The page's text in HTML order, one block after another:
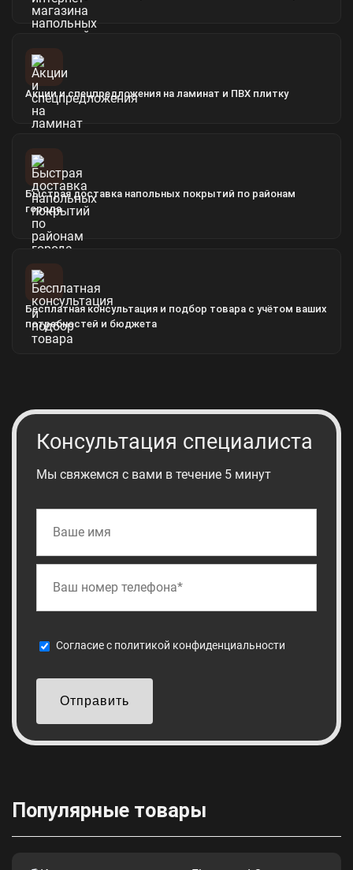
Акции и спецпредложения на ламинат и ПВХ плитку
Быстрая доставка напольных покрытий по районам
города
Бесплатная консультация и подбор товара с учётом ваших
потребностей и бюджета
Консультация специалиста
Мы свяжемся с вами в течение 5 минут
Cогласие с политикой конфиденциальности
Отправить
Популярные товары